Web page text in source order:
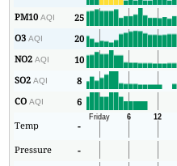
PM10AQI 25
O3AQI 20
NO2AQI 10
SO2AQI 8
COAQI 6
Temp
-
Pressure
-